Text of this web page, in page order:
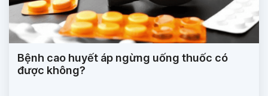
Bệnh cao huyết áp ngừng uống thuốc có
được không?